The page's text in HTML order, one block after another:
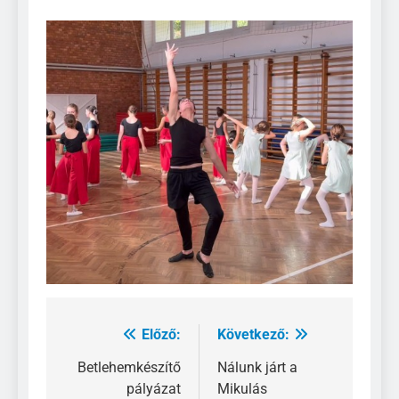
Bejegyzés
navigáció
Előző:
Betlehemkészítő
pályázat
Következő:
Nálunk járt a
Mikulás